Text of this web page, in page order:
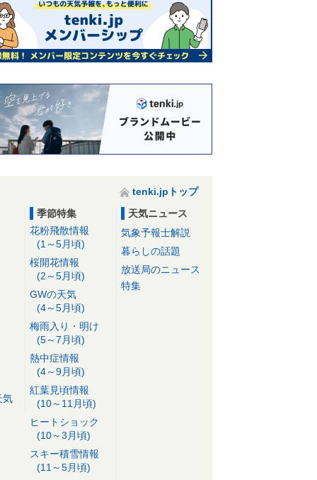
tenki.jpトップ
気
季節特集
花粉飛散情報
(1～5月頃)
桜開花情報
(2～5月頃)
GWの天気
(4～5月頃)
梅雨入り・明け
(5～7月頃)
熱中症情報
(4～9月頃)
紅葉見頃情報
(10～11月頃)
ヒートショック
(10～3月頃)
スキー積雪情報
(11～5月頃)
天気ニュース
気象予報士解説
暮らしの話題
放送局のニュース
特集